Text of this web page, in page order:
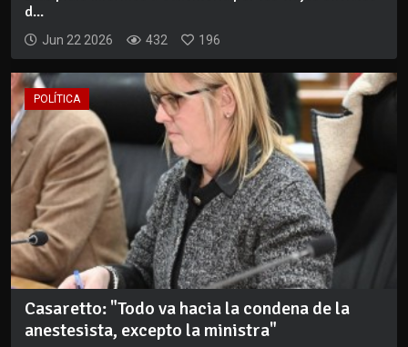
d...
Jun 22 2026 432 196
POLÍTICA
Casaretto: "Todo va hacia la condena de la
anestesista, excepto la ministra"